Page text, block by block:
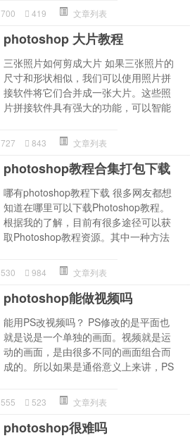
700 419 文章列表
photoshop 大片教程
三张照片如何剪成大片 如果三张照片的
尺寸和形状相似，我们可以使用照片拼
接软件将它们合并成一张大片。这些照
片拼接软件具有强大的功能，可以智能
727 843 文章列表
photoshop教程合集打包下载
哪有photoshop教程下载 很多网友都想
知道在哪里可以下载Photoshop教程。
根据我的了解，目前有很多途径可以获
取Photoshop教程资源。其中一种方法
530 984 文章列表
photoshop能做视频吗
能用PS改视频吗？ PS修改的是平面也
就是说是一个单独的画面。视频就是运
动的画面，是由很多不同的画面组合而
成的。所以如果是通俗意义上来讲，PS
555 523 文章列表
photoshop很难吗